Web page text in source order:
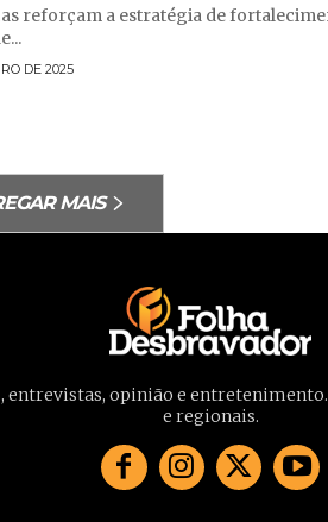
reforçam a estratégia de
DE 2025
MAIS
entrevistas, opinião e
e regionais.